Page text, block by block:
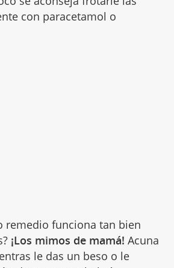
con paracetamol o
remedio funciona tan bien
¡Los mimos de mamá! Acuna
le das un beso o le